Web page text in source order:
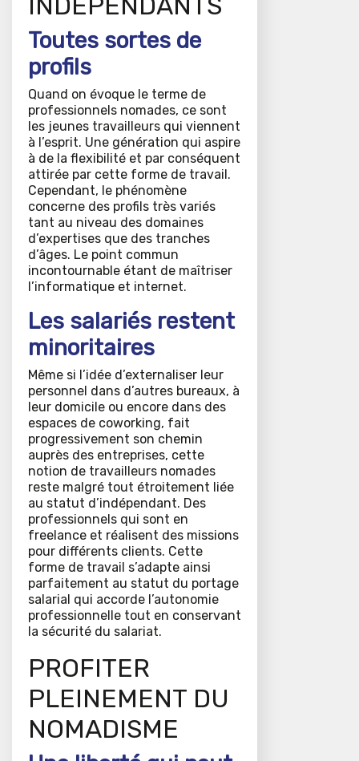
Toutes sortes de
profils
Quand on évoque le terme de
professionnels nomades, ce sont
les jeunes travailleurs qui viennent
à l’esprit. Une génération qui aspire
à de la flexibilité et par conséquent
attirée par cette forme de travail.
Cependant, le phénomène
concerne des profils très variés
tant au niveau des domaines
d’expertises que des tranches
d’âges. Le point commun
incontournable étant de maîtriser
l’informatique et internet.
Les salariés restent
minoritaires
Même si l’idée d’externaliser leur
personnel dans d’autres bureaux, à
leur domicile ou encore dans des
espaces de coworking, fait
progressivement son chemin
auprès des entreprises, cette
notion de travailleurs nomades
reste malgré tout étroitement liée
au statut d’indépendant. Des
professionnels qui sont en
freelance et réalisent des missions
pour différents clients. Cette
forme de travail s’adapte ainsi
parfaitement au statut du portage
salarial qui accorde l’autonomie
professionnelle tout en conservant
la sécurité du salariat.
PROFITER
PLEINEMENT DU
NOMADISME